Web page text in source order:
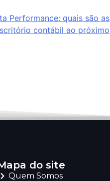
Performance: quais são as
contábil ao próximo
do site
Quem Somos